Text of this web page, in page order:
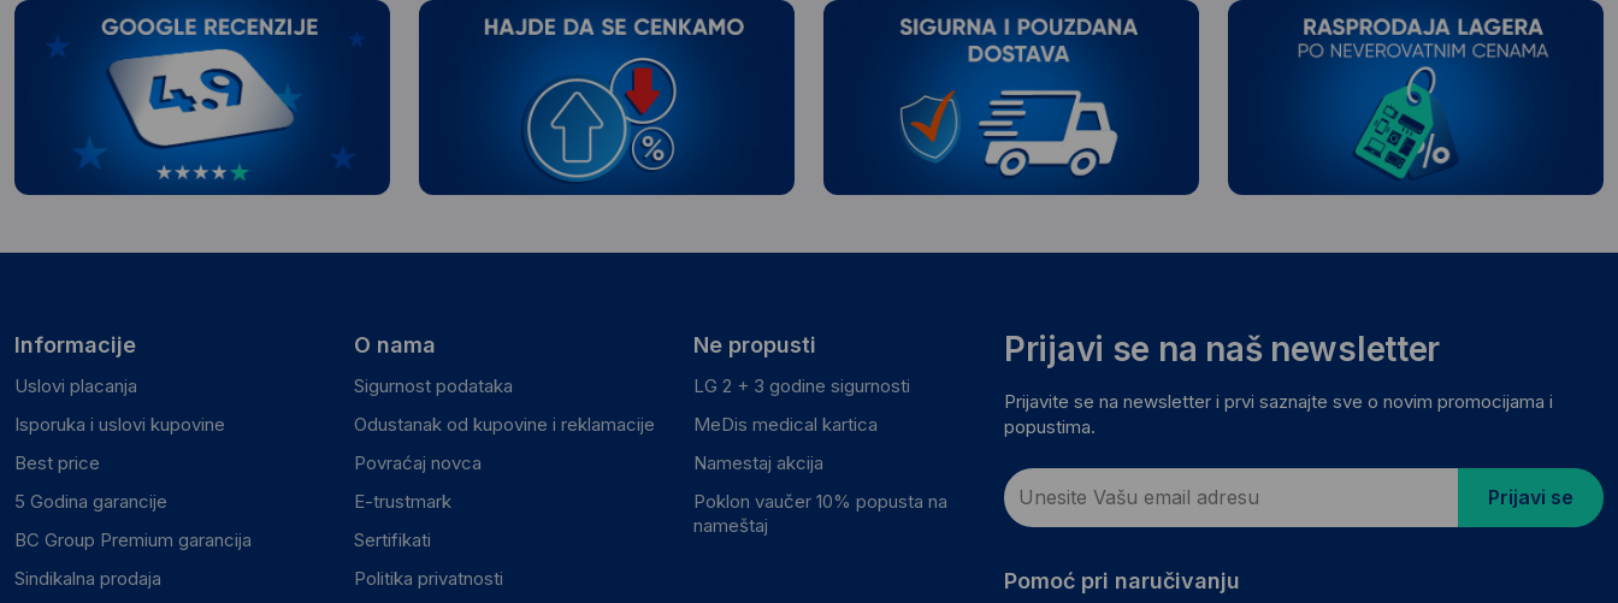
Informacije
Uslovi placanja
Isporuka i uslovi kupovine
Best price
5 Godina garancije
BC Group Premium garancija
Sindikalna prodaja
O nama
Sigurnost podataka
Odustanak od kupovine i reklamacije
Povraćaj novca
E-trustmark
Sertifikati
Politika privatnosti
Ne propusti
LG 2 + 3 godine sigurnosti
MeDis medical kartica
Namestaj akcija
Poklon vaučer 10% popusta na
nameštaj
Prijavi se na naš newsletter
Prijavite se na newsletter i prvi saznajte sve o novim promocijama i
popustima.
Prijavi se
Pomoć pri naručivanju